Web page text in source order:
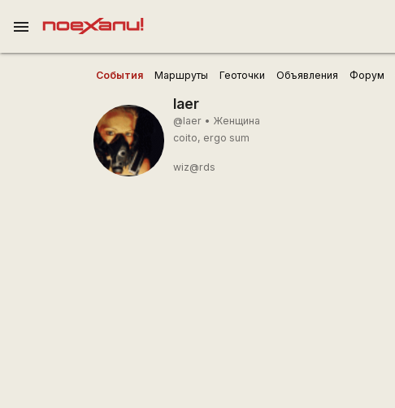
menu
События Маршруты Геоточки Объявления Форум
laer
@laer • Женщина
coito, ergo sum
wiz@rds